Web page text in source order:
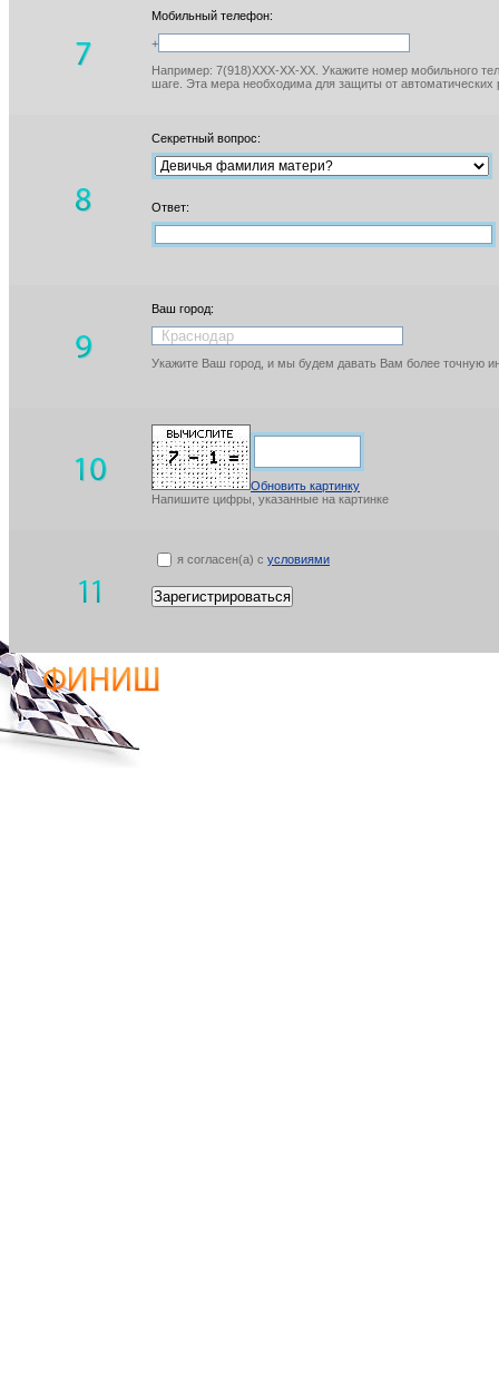
Мобильный телефон:
+
Например: 7(918)XXX-XX-XX. Укажите номер мобильного
шаге. Эта мера необходима для защиты от автоматических
Секретный вопрос:
Ответ:
Ваш город:
Укажите Ваш город, и мы будем давать Вам более точную
Обновить картинку
Напишите цифры, указанные на картинке
я согласен(а) с условиями
Зарегистрироваться